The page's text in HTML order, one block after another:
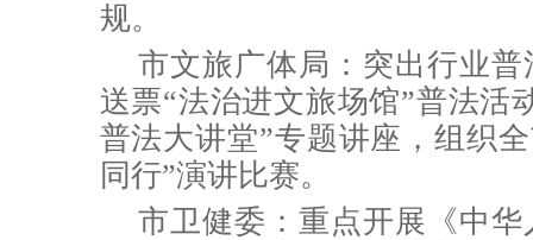
规。
市文旅广体局： 突出行业
送票“法治进文旅场馆”普法活
普法大讲堂”专题讲座，组织
同行”演讲比赛。
市卫健委： 重点开展《中